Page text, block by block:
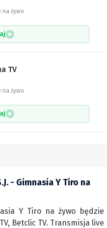
na żywo
TV
na żywo
- Gimnasia Y Tiro na
Y Tiro na żywo będzie
Betclic TV. Transmisja live